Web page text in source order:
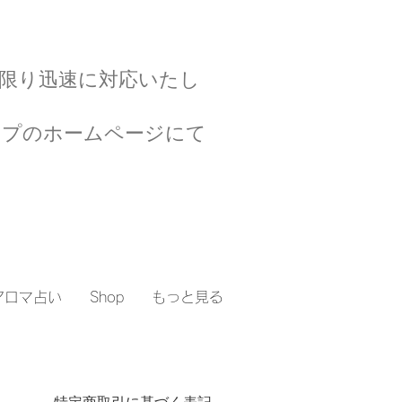
り迅速に対応いたし
のホームページにて
ロマ占い Shop もっと見る